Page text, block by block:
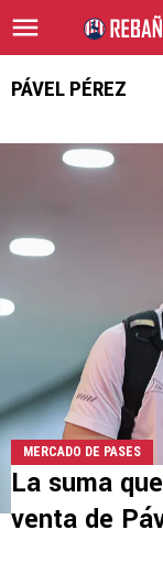
PÁVEL PÉREZ
MERCADO DE PASES
La suma
venta de